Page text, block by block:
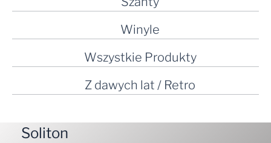
Winyle
Wszystkie Produkty
Z dawych lat / Retro
Soliton